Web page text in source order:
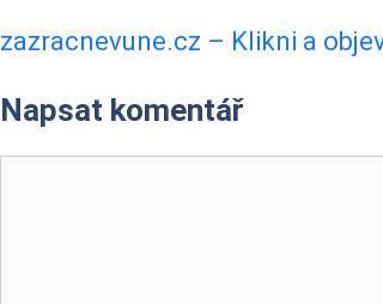
zazracnevune.cz – Klikni a
Napsat komentář